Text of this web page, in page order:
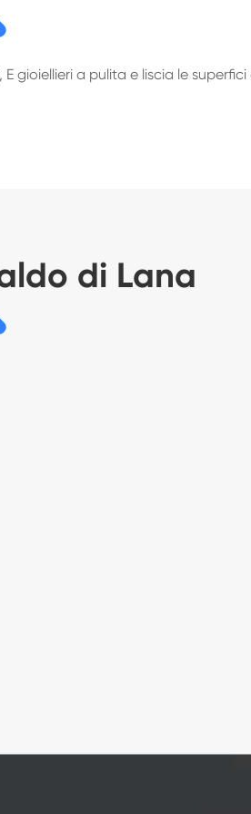
a pulita e liscia le
di Lana